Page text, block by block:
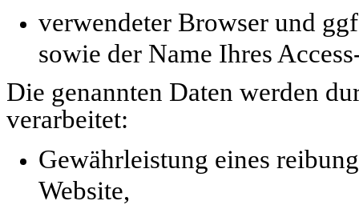
verwendeter Browser und
sowie der Name Ihres
Die genannten Daten werden
verarbeitet:
Gewährleistung eines
Website,